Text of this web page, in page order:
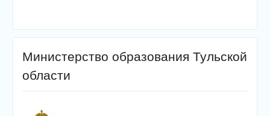
Министерство образования Тульской
области